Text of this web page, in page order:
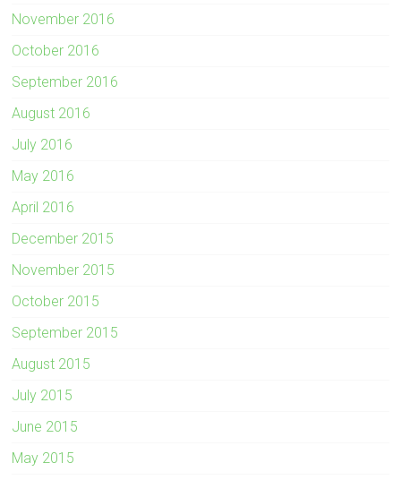
November 2016
October 2016
September 2016
August 2016
July 2016
May 2016
April 2016
December 2015
November 2015
October 2015
September 2015
August 2015
July 2015
June 2015
May 2015